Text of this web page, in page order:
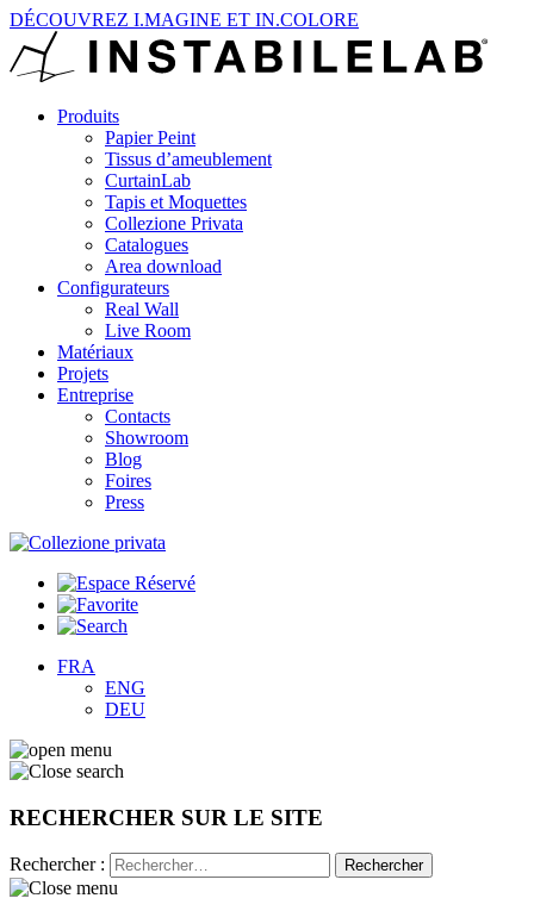
DÉCOUVREZ I.MAGINE ET IN.COLORE
Produits
Papier Peint
Tissus d’ameublement
CurtainLab
Tapis et Moquettes
Collezione Privata
Catalogues
Area download
Configurateurs
Real Wall
Live Room
Matériaux
Projets
Entreprise
Contacts
Showroom
Blog
Foires
Press
FRA
ENG
DEU
RECHERCHER SUR LE SITE
Rechercher :